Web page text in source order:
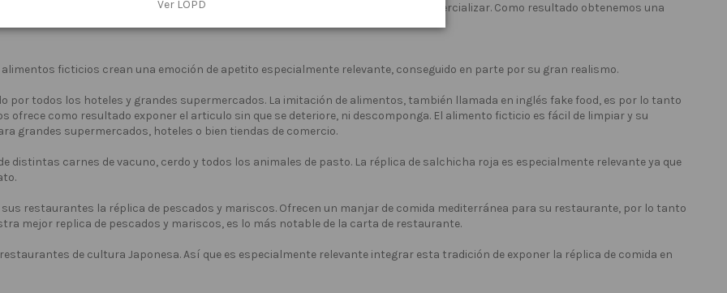
debido a su realismo aportamos visualmente un producto que deseamos comercializar. Como resultado obtenemos una
ficticios crean una emoción de apetito especialmente relevante, conseguido en parte por su gran realismo.
por todos los hoteles y grandes supermercados. La imitación de alimentos, también llamada en inglés fake food, es por lo tanto
ofrece como resultado exponer el articulo sin que se deteriore, ni descomponga. El alimento ficticio es fácil de limpiar y su
grandes supermercados, hoteles o bien tiendas de comercio.
distintas carnes de vacuno, cerdo y todos los animales de pasto. La réplica de salchicha roja es especialmente relevante ya que
restaurantes la réplica de pescados y mariscos. Ofrecen un manjar de comida mediterránea para su restaurante, por lo tanto
mejor replica de pescados y mariscos, es lo más notable de la carta de restaurante.
de cultura Japonesa. Así que es especialmente relevante integrar esta tradición de exponer la réplica de comida en
Ver LOPD